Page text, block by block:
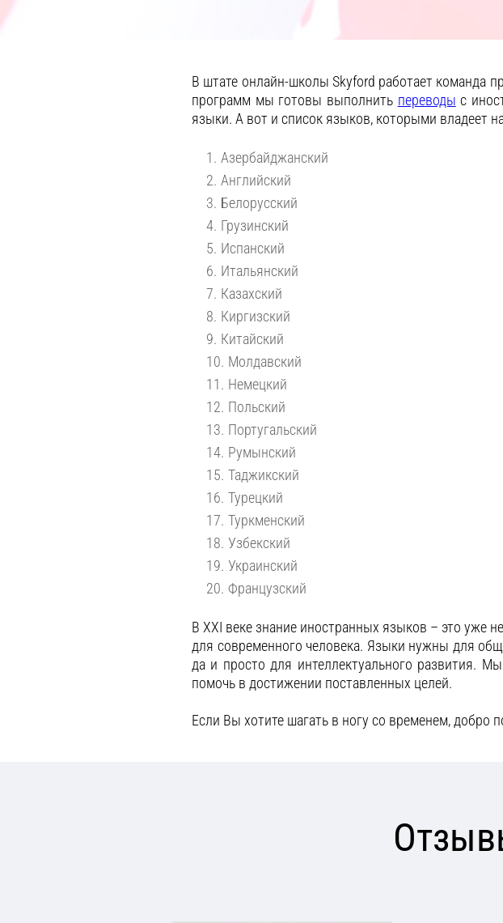
В штате онлайн-школы Skyford работает команда
программ мы готовы выполнить переводы с
языки. А вот и список языков, которыми владеет
Азербайджанский
Английский
Белорусский
Грузинский
Испанский
Итальянский
Казахский
Киргизский
Китайский
Молдавский
Немецкий
Польский
Португальский
Румынский
Таджикский
Турецкий
Туркменский
Узбекский
Украинский
Французский
В XXI веке знание иностранных языков – это уже
для современного человека. Языки нужны для
да и просто для интеллектуального развития.
помочь в достижении поставленных целей.
Если Вы хотите шагать в ногу со временем, добро